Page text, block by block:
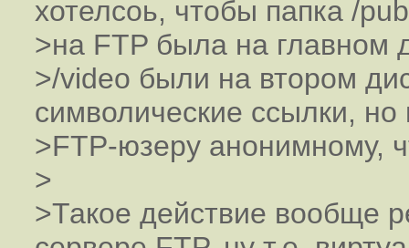
хотелсоь, чтобы папка /pub
>на FTP была на главном
>/video были на втором
символические ссылки, но
>FTP-юзеру анонимному,
>
>Такое действие вообще